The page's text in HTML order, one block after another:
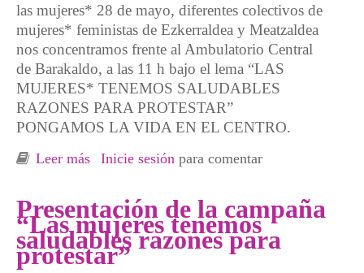
las mujeres* 28 de mayo, diferentes colectivos de
mujeres* feministas de Ezkerraldea y Meatzaldea
nos concentramos frente al Ambulatorio Central
de Barakaldo, a las 11 h bajo el lema “LAS
MUJERES* TENEMOS SALUDABLES
RAZONES PARA PROTESTAR”
PONGAMOS LA VIDA EN EL CENTRO.
Leer más sobre 28M Día internacional de acción por la
Inicie sesión para comentar
Presentación de la campaña
“Las mujeres tenemos
saludables razones para
protestar”